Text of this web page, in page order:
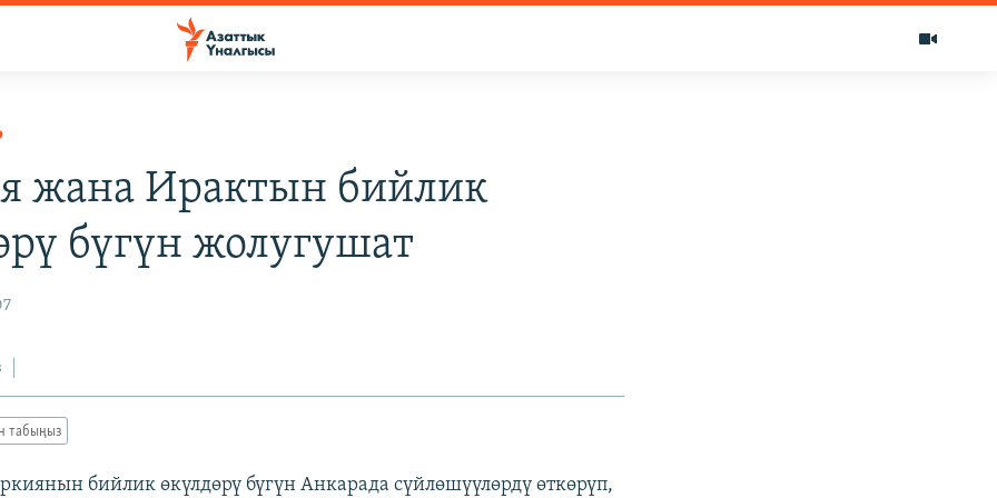
жана Ирактын бийлик
бүгүн жолугушат
табыңыз
бийлик өкүлдөрү бүгүн Анкарада сүйлөшүүлөрдү өткөрүп,